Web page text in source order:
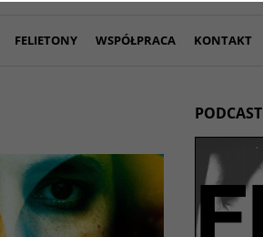
FELIETONY WSPÓŁPRACA KONTAKT
PODCAST